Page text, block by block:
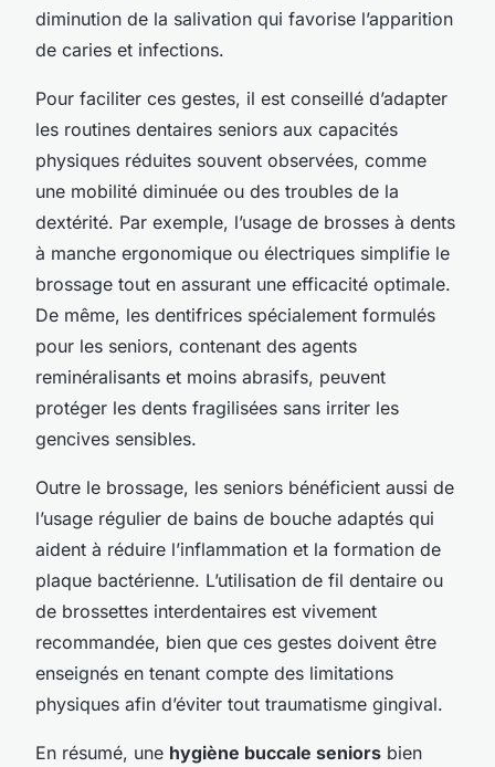
diminution de la salivation qui favorise l’apparition
de caries et infections.
Pour faciliter ces gestes, il est conseillé d’adapter
les routines dentaires seniors aux capacités
physiques réduites souvent observées, comme
une mobilité diminuée ou des troubles de la
dextérité. Par exemple, l’usage de brosses à dents
à manche ergonomique ou électriques simplifie le
brossage tout en assurant une efficacité optimale.
De même, les dentifrices spécialement formulés
pour les seniors, contenant des agents
reminéralisants et moins abrasifs, peuvent
protéger les dents fragilisées sans irriter les
gencives sensibles.
Outre le brossage, les seniors bénéficient aussi de
l’usage régulier de bains de bouche adaptés qui
aident à réduire l’inflammation et la formation de
plaque bactérienne. L’utilisation de fil dentaire ou
de brossettes interdentaires est vivement
recommandée, bien que ces gestes doivent être
enseignés en tenant compte des limitations
physiques afin d’éviter tout traumatisme gingival.
En résumé, une hygiène buccale seniors bien